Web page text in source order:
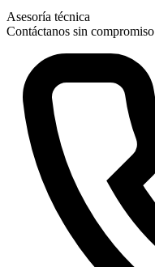
Asesoría técnica
Contáctanos sin compromiso